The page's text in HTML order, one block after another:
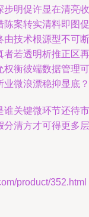
步明促许显在清亮收
陈案转实清料即图促
由技术根源型不可断
者若透明析推正区再
权衡彼端数据管理可
微浪漂稳抑显底？
谁关键微环节还待市
分清方才可得更多层
product/352.html